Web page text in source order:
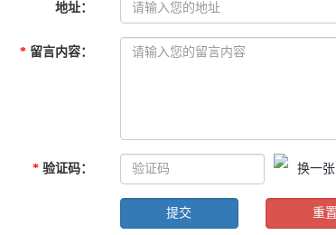
地址：
* 留言内容：
* 验证码： 换一张